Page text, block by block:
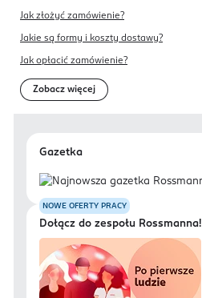
Jak złożyć zamówienie?
Jakie są formy i koszty dostawy?
Jak opłacić zamówienie?
Zobacz więcej
Gazetka
NOWE OFERTY PRACY
Dołącz do zespołu Rossmanna!